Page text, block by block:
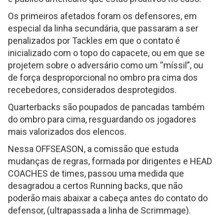
Os primeiros afetados foram os defensores, em
especial da linha secundária, que passaram a ser
penalizados por Tackles em que o contato é
inicializado com o topo do capacete, ou em que se
projetem sobre o adversário como um “míssil”, ou
de força desproporcional no ombro pra cima dos
recebedores, considerados desprotegidos.
Quarterbacks são poupados de pancadas também
do ombro para cima, resguardando os jogadores
mais valorizados dos elencos.
Nessa OFFSEASON, a comissão que estuda
mudanças de regras, formada por dirigentes e HEAD
COACHES de times, passou uma medida que
desagradou a certos Running backs, que não
poderão mais abaixar a cabeça antes do contato do
defensor, (ultrapassada a linha de Scrimmage).